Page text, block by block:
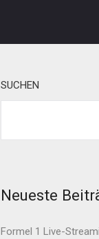
SUCHEN
Neueste
Formel 1 Live-